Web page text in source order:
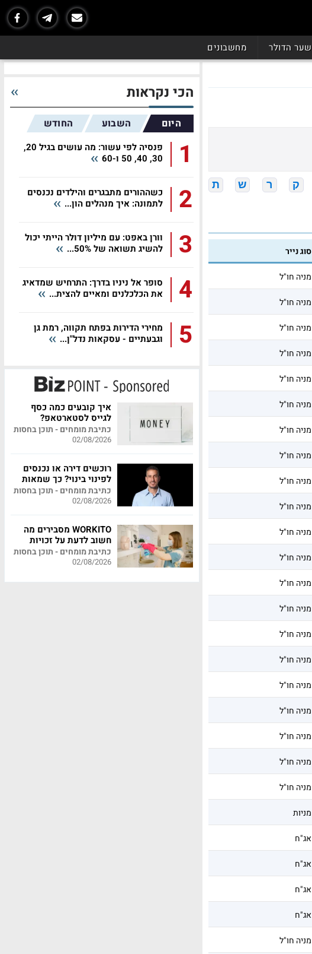
שער הדולר מחשבונים
ק ר ש ת
סוג נייר
מניה חו"ל
מניה חו"ל
מניה חו"ל
מניה חו"ל
מניה חו"ל
מניה חו"ל
מניה חו"ל
מניה חו"ל
מניה חו"ל
מניה חו"ל
מניה חו"ל
מניה חו"ל
מניה חו"ל
מניה חו"ל
מניה חו"ל
מניה חו"ל
מניה חו"ל
מניה חו"ל
מניה חו"ל
מניה חו"ל
מניה חו"ל
מניות
אג"ח
אג"ח
אג"ח
אג"ח
מניה חו"ל
הכי נקראות
היום השבוע החודש
1
פנסיה לפי עשור: מה עושים בגיל 20,
30, 40, 50 ו-60
2
כשההורים מתבגרים והילדים נכנסים
לתמונה: איך מנהלים הון...
3
וורן באפט: עם מיליון דולר הייתי יכול
להשיג תשואה של 50%...
4
סופר אל ניניו בדרך: התרחיש שמדאיג
את הכלכלנים ומאיים להצית...
5
מחירי הדירות בפתח תקווה, רמת גן
וגבעתיים - עסקאות נדל"ן...
איך קובעים כמה כסף
לגייס לסטארטאפ?
כתיבת מומחים - תוכן בחסות
02/08/2026
רוכשים דירה או נכנסים
לפינוי בינוי? כך שמאות
מקצועית יכולה לחסוך
לכם מאות אלפי שקלים
כתיבת מומחים - תוכן בחסות
02/08/2026
WORKITO מסבירים מה
חשוב לדעת על זכויות
עובדי משק בית
כתיבת מומחים - תוכן בחסות
02/08/2026